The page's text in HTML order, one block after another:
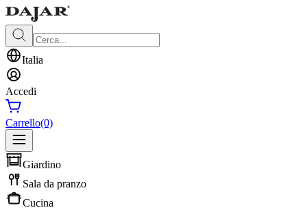
Italia
Accedi
Carrello(0)
Giardino
Sala da pranzo
Cucina